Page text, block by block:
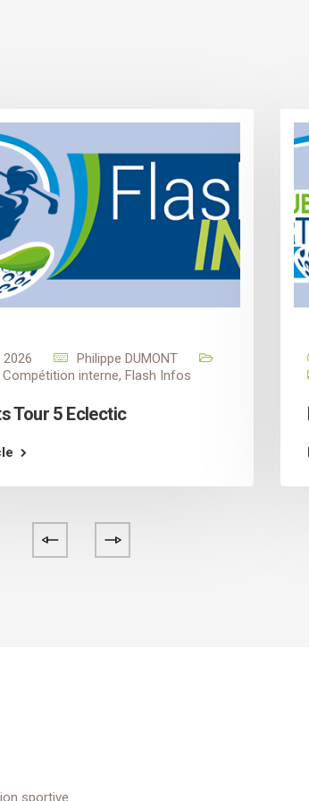
Philippe DUMONT
Compétition interne, Flash Infos
Tour 5 Eclectic